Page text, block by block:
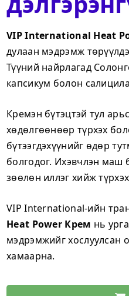
VIP International Heat
дулаан мэдрэмж
Түүний найрлагад
капсикум болон
Кремэн бүтэцтэй тул
хөдөлгөөнөөр түрхэх
бүтээгдэхүүнийг өдөр
болгодог. Ихэвчлэн маш
зөөлөн иллэг хийж
VIP International-ийн
Heat Power Крем нь
мэдрэмжийг хослуулсан
хамаарна.